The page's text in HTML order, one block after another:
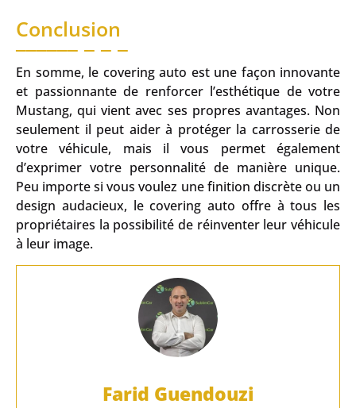
Conclusion
En somme, le covering auto est une façon innovante
et passionnante de renforcer l’esthétique de votre
Mustang, qui vient avec ses propres avantages. Non
seulement il peut aider à protéger la carrosserie de
votre véhicule, mais il vous permet également
d’exprimer votre personnalité de manière unique.
Peu importe si vous voulez une finition discrète ou un
design audacieux, le covering auto offre à tous les
propriétaires la possibilité de réinventer leur véhicule
à leur image.
Farid Guendouzi